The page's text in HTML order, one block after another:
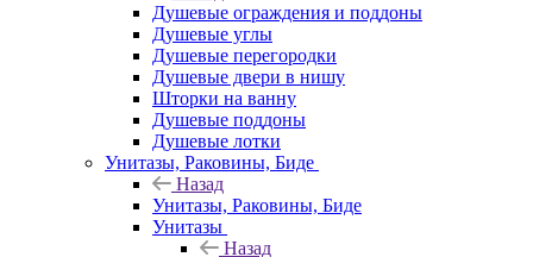
Душевые ограждения и поддоны
Душевые углы
Душевые перегородки
Душевые двери в нишу
Шторки на ванну
Душевые поддоны
Душевые лотки
Унитазы, Раковины, Биде
Назад
Унитазы, Раковины, Биде
Унитазы
Назад